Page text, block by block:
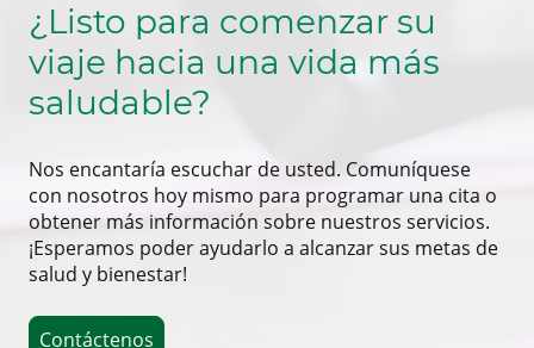
¿Listo para comenzar su
viaje hacia una vida más
saludable?
Nos encantaría escuchar de usted. Comuníquese
con nosotros hoy mismo para programar una cita o
obtener más información sobre nuestros servicios.
¡Esperamos poder ayudarlo a alcanzar sus metas de
salud y bienestar!
Contáctenos